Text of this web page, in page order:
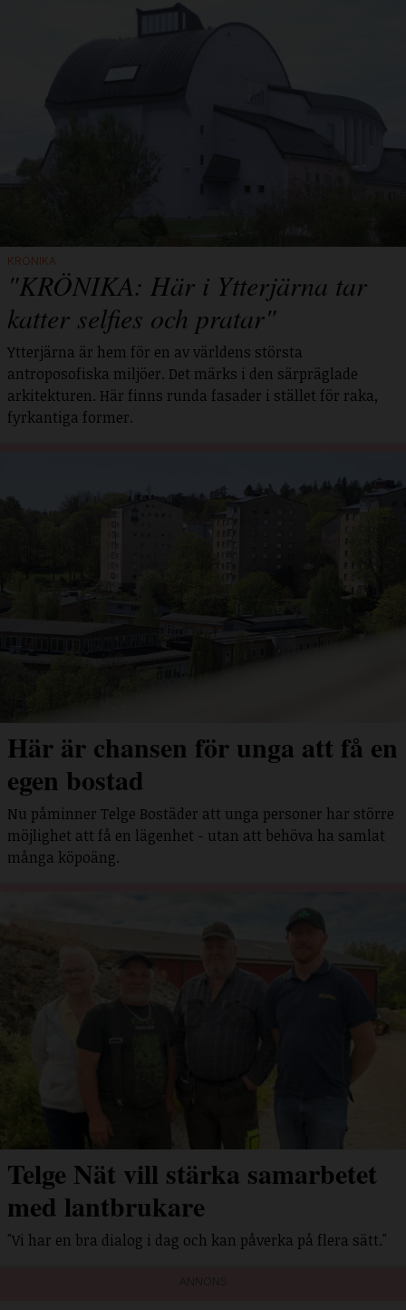
KRÖNIKA
"KRÖNIKA: Här i Ytterjärna tar
katter selfies och pratar"
Ytterjärna är hem för en av världens största
antroposofiska miljöer. Det märks i den särpräglade
arkitekturen. Här finns runda fasader i stället för raka,
fyrkantiga former.
Här är chansen för unga att få en
egen bostad
Nu påminner Telge Bostäder att unga personer har större
möjlighet att få en lägenhet - utan att behöva ha samlat
många köpoäng.
Telge Nät vill stärka samarbetet
med lantbrukare
"Vi har en bra dialog i dag och kan påverka på flera sätt."